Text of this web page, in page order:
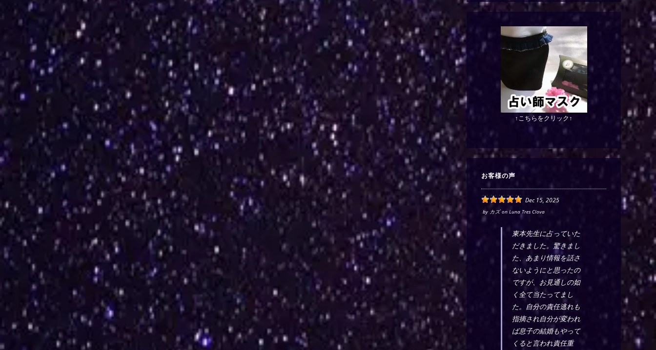
↑こちらをクリック↑
お客様の声
Dec 15, 2025
by カズon Luna Tres Clova
東本先生に占っていた
だきました。驚きまし
た、あまり情報を話さ
ないようにと思ったの
ですが、お見通しの如
く全て当たってまし
た。自分の責任逃れも
指摘され自分が変われ
ば息子の結婚もやって
くると言われ責任重